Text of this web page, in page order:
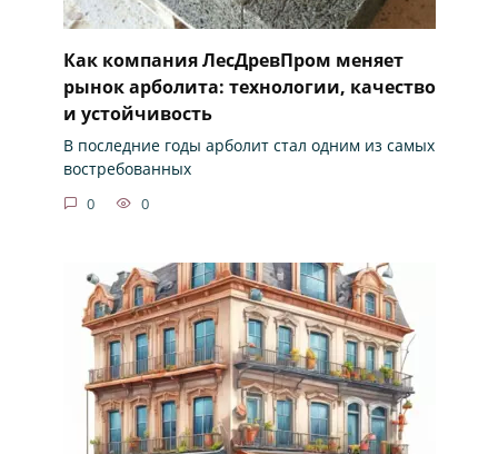
Как компания ЛесДревПром меняет
рынок арболита: технологии, качество
и устойчивость
В последние годы арболит стал одним из самых
востребованных
0 0